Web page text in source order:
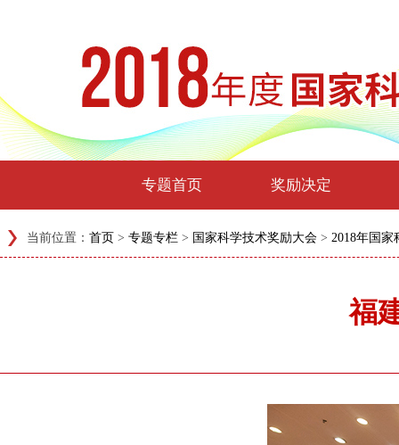
专题首页 奖励决定
当前位置： 首页 > 专题专栏 > 国家科学技术奖励大会 > 2018年国家
福